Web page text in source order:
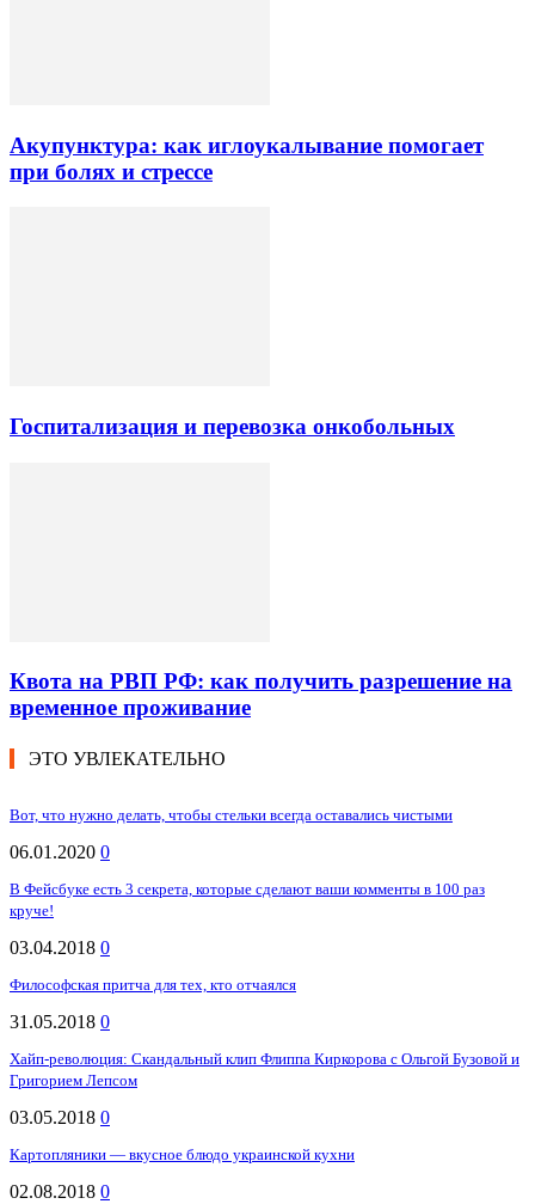
Акупунктура: как иглоукалывание помогает
при болях и стрессе
Госпитализация и перевозка онкобольных
Квота на РВП РФ: как получить разрешение на
временное проживание
ЭТО УВЛЕКАТЕЛЬНО
Вот, что нужно делать, чтобы стельки всегда оставались чистыми
06.01.2020 0
В Фейсбуке есть 3 секрета, которые сделают ваши комменты в 100 раз
круче!
03.04.2018 0
Философская притча для тех, кто отчаялся
31.05.2018 0
Хайп-революция: Скандальный клип Флиппа Киркорова с Ольгой Бузовой и
Григорием Лепсом
03.05.2018 0
Картопляники — вкусное блюдо украинской кухни
02.08.2018 0